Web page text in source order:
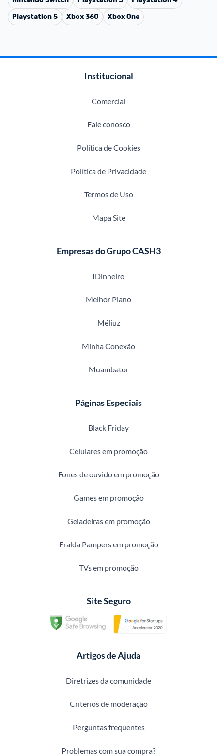
Playstation 5
Xbox 360 Xbox One
Institucional
Comercial
Fale conosco
Política de Cookies
Política de Privacidade
Termos de Uso
Mapa Site
Empresas do Grupo CASH3
IDinheiro
Melhor Plano
Méliuz
Minha Conexão
Muambator
Páginas Especiais
Black Friday
Celulares em promoção
Fones de ouvido em promoção
Games em promoção
Geladeiras em promoção
Fralda Pampers em promoção
TVs em promoção
Site Seguro
Artigos de Ajuda
Diretrizes da comunidade
Critérios de moderação
Perguntas frequentes
Problemas com sua compra?